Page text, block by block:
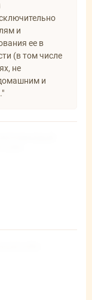
и
ее в
(в том числе
не
и